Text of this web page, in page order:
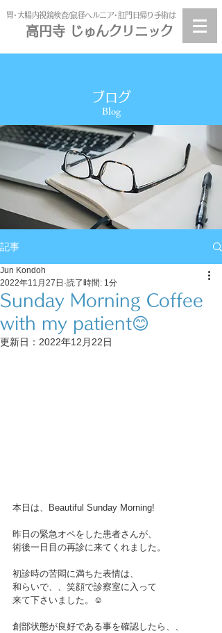
高円寺 じゅんクリニック
​胃･大腸内視鏡検査/鼠径ヘルニア･肛門日帰り手術は
高円寺 じゅんクリニック
ブログ
Blog
記事
Sunday Morning Coffee
with my patient😊
Jun Kondoh
2022年11月27日 読了時間: 1分
更新日： 2022年12月22日
本日は、Beautiful Sunday Morning!
昨日の緊急オペをした患者さんが、
術後一日目の再診に来てくれました。
初診時の苦悶に満ちた表情は、
和らいで、、笑顔で診察室に入って
来て下さいました。☺️
創部状態が良好である事を確認したら、、